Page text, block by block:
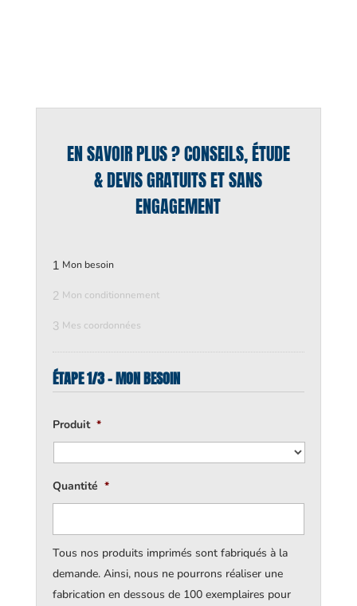
EN SAVOIR PLUS ? CONSEILS, ÉTUDE
& DEVIS GRATUITS ET SANS
ENGAGEMENT
1 Mon besoin
2 Mon conditionnement
3 Mes coordonnées
ÉTAPE 1/3 - MON BESOIN
Produit *
Quantité *
Tous nos produits imprimés sont fabriqués à la
demande. Ainsi, nous ne pourrons réaliser une
fabrication en dessous de 100 exemplaires pour